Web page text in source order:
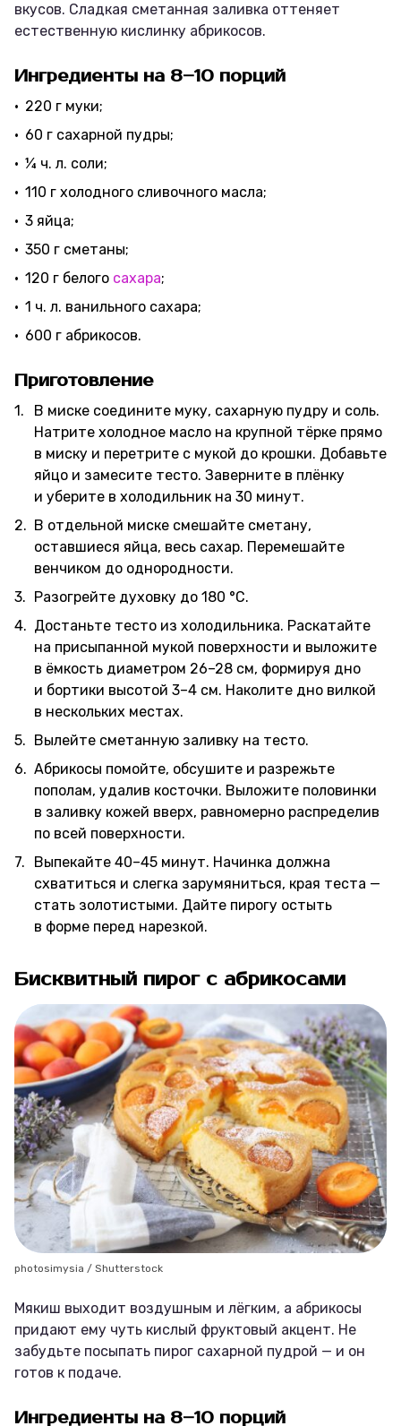
вкусов. Сладкая сметанная заливка оттеняет
естественную кислинку абрикосов.
Ингредиенты на 8–10 порций
220 г муки;
60 г сахарной пудры;
¼ ч. л. соли;
110 г холодного сливочного масла;
3 яйца;
350 г сметаны;
120 г белого сахара;
1 ч. л. ванильного сахара;
600 г абрикосов.
Приготовление
В миске соедините муку, сахарную пудру и соль.
Натрите холодное масло на крупной тёрке прямо
в миску и перетрите с мукой до крошки. Добавьте
яйцо и замесите тесто. Заверните в плёнку
и уберите в холодильник на 30 минут.
В отдельной миске смешайте сметану,
оставшиеся яйца, весь сахар. Перемешайте
венчиком до однородности.
Разогрейте духовку до 180 °C.
Достаньте тесто из холодильника. Раскатайте
на присыпанной мукой поверхности и выложите
в ёмкость диаметром 26–28 см, формируя дно
и бортики высотой 3–4 см. Наколите дно вилкой
в нескольких местах.
Вылейте сметанную заливку на тесто.
Абрикосы помойте, обсушите и разрежьте
пополам, удалив косточки. Выложите половинки
в заливку кожей вверх, равномерно распределив
по всей поверхности.
Выпекайте 40–45 минут. Начинка должна
схватиться и слегка зарумяниться, края теста —
стать золотистыми. Дайте пирогу остыть
в форме перед нарезкой.
Бисквитный пирог с абрикосами
photosimysia / Shutterstock
Мякиш выходит воздушным и лёгким, а абрикосы
придают ему чуть кислый фруктовый акцент. Не
забудьте посыпать пирог сахарной пудрой — и он
готов к подаче.
Ингредиенты на 8–10 порций